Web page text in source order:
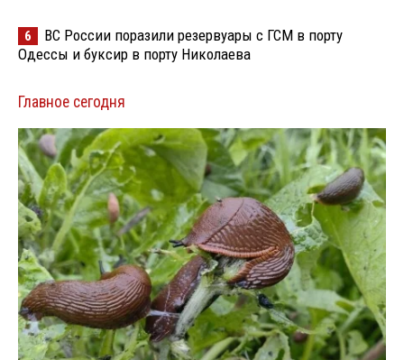
6
ВС России поразили резервуары с ГСМ в порту
Одессы и буксир в порту Николаева
Главное сегодня